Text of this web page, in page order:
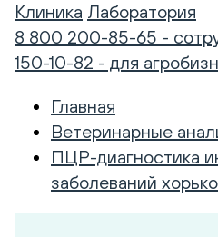
Клиника Лаборатория
8 800 200-85-65 -
150-10-82 - для
Главная
Ветеринарные
ПЦР-диагностика
заболеваний